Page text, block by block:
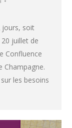
jours, soit
juillet de
Confluence
Champagne.
les besoins